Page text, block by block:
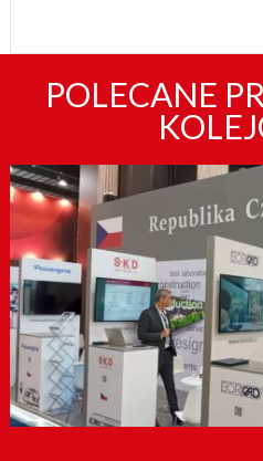
POLECANE